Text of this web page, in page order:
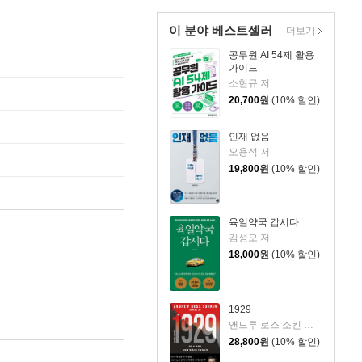
이 분야 베스트셀러
공무원 AI 54제 활용
가이드
소현규 저
20,700원 (10% 할인)
인재 없음
오용석 저
19,800원 (10% 할인)
육일약국 갑시다
김성오 저
18,000원 (10% 할인)
1929
앤드루 로스 소킨 저/조용빈 역/신현호 감수
28,800원 (10% 할인)
더보기